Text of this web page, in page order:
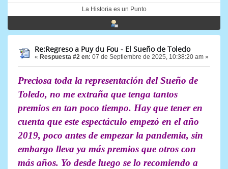
La Historia es un Punto
Re:Regreso a Puy du Fou - El Sueño de Toledo
« Respuesta #2 en: 07 de Septiembre de 2025, 10:38:20 am »
Preciosa toda la representación del Sueño de
Toledo, no me extraña que tenga tantos
premios en tan poco tiempo. Hay que tener en
cuenta que este espectáculo empezó en el año
2019, poco antes de empezar la pandemia, sin
embargo lleva ya más premios que otros con
más años. Yo desde luego se lo recomiendo a